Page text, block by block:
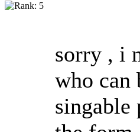
sorry , i
who can
singable